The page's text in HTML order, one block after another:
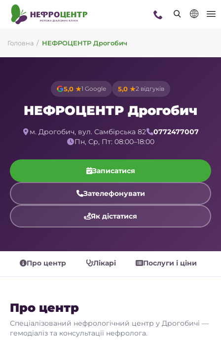
Головна НЕФРОЦЕНТР Дрогобич
5,0 ★1 Google 5,0 ★2 відгуків
НЕФРОЦЕНТР Дрогобич
м. Дрогобич, вул. Самбірська 82
0772477007
Пн, Ср, Пт: 08:00–18:00
Записатися
Зателефонувати
Як дістатися
Про центр Лікарі Послуги і ціни
Про центр
Спеціалізований нефрологічний центр у Дрогобичі —
гемодіаліз та консультації нефролога.